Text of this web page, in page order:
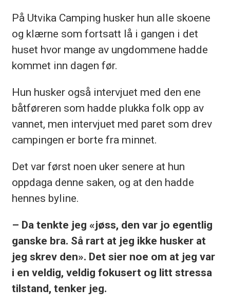
På Utvika Camping husker hun alle skoene
og klærne som fortsatt lå i gangen i det
huset hvor mange av ungdommene hadde
kommet inn dagen før.
Hun husker også intervjuet med den ene
båtføreren som hadde plukka folk opp av
vannet, men intervjuet med paret som drev
campingen er borte fra minnet.
Det var først noen uker senere at hun
oppdaga denne saken, og at den hadde
hennes byline.
– Da tenkte jeg «jøss, den var jo egentlig
ganske bra. Så rart at jeg ikke husker at
jeg skrev den». Det sier noe om at jeg var
i en veldig, veldig fokusert og litt stressa
tilstand, tenker jeg.